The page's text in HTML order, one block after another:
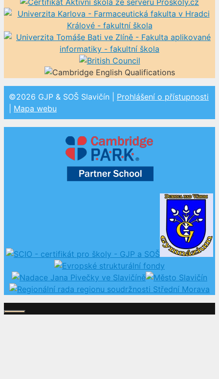
©2026 GJP & SOŠ Slavičín | Prohlášení o přístupnosti
Mapa webu
Zavřít